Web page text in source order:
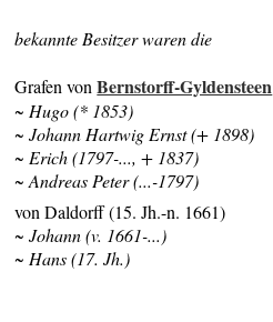
bekannte Besitzer waren die
Grafen vonBernstorff-Gyldensteen
~ Hugo (* 1853)
~ Johann Hartwig Ernst (+ 1898)
~ Erich (1797-..., + 1837)
~ Andreas Peter (...-1797)
von Daldorff (15. Jh.-n. 1661)
~ Johann (v. 1661-...)
~ Hans (17. Jh.)